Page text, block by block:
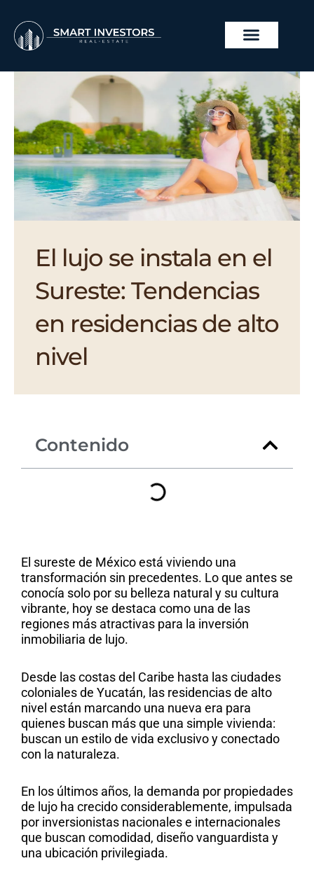
contenido
El lujo se instala en el
Sureste: Tendencias
en residencias de alto
nivel
Contenido
El sureste de México está viviendo una
transformación sin precedentes. Lo que antes se
conocía solo por su belleza natural y su cultura
vibrante, hoy se destaca como una de las
regiones más atractivas para la inversión
inmobiliaria de lujo.
Desde las costas del Caribe hasta las ciudades
coloniales de Yucatán, las residencias de alto
nivel están marcando una nueva era para
quienes buscan más que una simple vivienda:
buscan un estilo de vida exclusivo y conectado
con la naturaleza.
En los últimos años, la demanda por propiedades
de lujo ha crecido considerablemente, impulsada
por inversionistas nacionales e internacionales
que buscan comodidad, diseño vanguardista y
una ubicación privilegiada.